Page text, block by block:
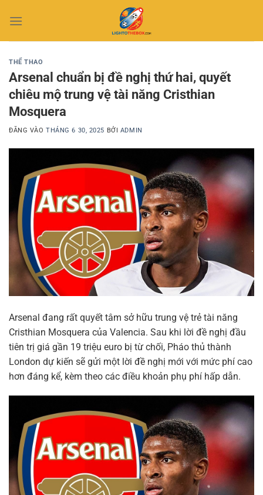
qua
THỂ THAO
Arsenal chuẩn bị đề nghị thứ hai, quyết
chiêu mộ trung vệ tài năng Cristhian
Mosquera
ĐĂNG VÀOTHÁNG 6 30, 2025 BỞI ADMIN
Arsenal đang rất quyết tâm sở hữu trung vệ trẻ tài năng
Cristhian Mosquera của Valencia. Sau khi lời đề nghị đầu
tiên trị giá gần 19 triệu euro bị từ chối, Pháo thủ thành
London dự kiến sẽ gửi một lời đề nghị mới với mức phí cao
hơn đáng kể, kèm theo các điều khoản phụ phí hấp dẫn.